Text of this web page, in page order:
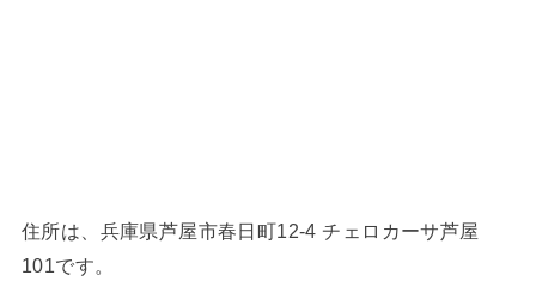
住所は、兵庫県芦屋市春日町12-4 チェロカーサ芦屋
101です。